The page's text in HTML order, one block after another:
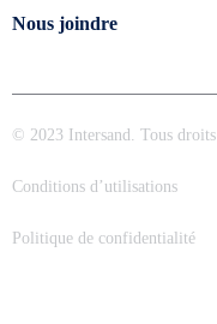
Nous joindre
© 2023 Intersand. Tous droits
Conditions d’utilisations
Politique de confidentialité